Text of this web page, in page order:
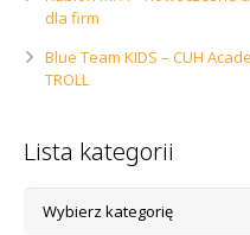
dla firm
Blue Team KIDS – CUH
TROLL
Lista kategorii
kategorii